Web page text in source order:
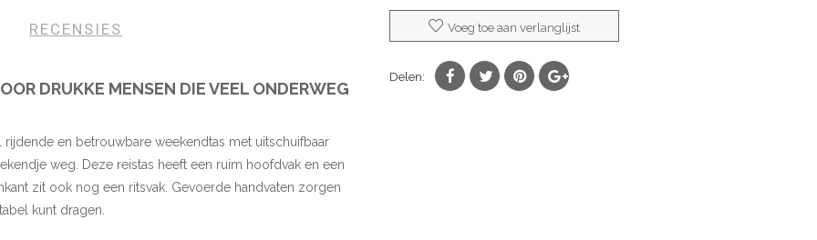
Voeg toe aan verlanglijst
Delen:
DRUKKE MENSEN DIE VEEL ONDERWEG
rijdende en betrouwbare weekendtas met uitschuifbaar
weg. Deze reistas heeft een ruim hoofdvak en een
zit ook nog een ritsvak. Gevoerde handvaten zorgen
kunt dragen.
RECENSIES